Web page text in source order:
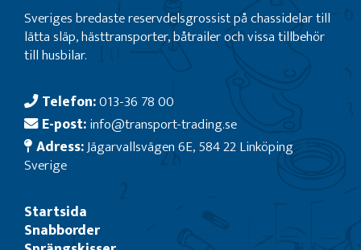
Sveriges bredaste reservdelsgrossist på chassidelar till
lätta släp, hästtransporter, båtrailer och vissa tillbehör
till husbilar.
Telefon:013-36 78 00
E-post:info@transport-trading.se
Adress:Jägarvallsvägen 6E, 584 22 Linköping
Sverige
Startsida
Snabborder